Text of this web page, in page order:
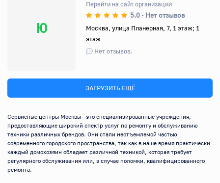
Ю
Перейти на сайт организации
5.0 • Нет отзывов
Москва, улица Планерная, 7, 1 этаж; 1
этаж
Нет отзывов.
ЗАГРУЗИТЬ ЕЩЁ
Сервисные центры Москвы - это специализированные учреждения,
предоставляющие широкий спектр услуг по ремонту и обслуживанию
техники различных брендов. Они стали неотъемлемой частью
современного городского пространства, так как в наше время практически
каждый домохозяин обладает различной техникой, которая требует
регулярного обслуживания или, в случае поломки, квалифицированного
ремонта.